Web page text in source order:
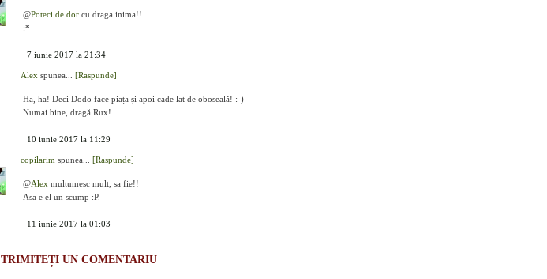
@Poteci de dor cu draga inima!!
:*
7 iunie 2017 la 21:34
Alex spunea... [Raspunde]
Ha, ha! Deci Dodo face piața și apoi cade lat de oboseală! :-)
Numai bine, dragă Rux!
10 iunie 2017 la 11:29
copilarim spunea... [Raspunde]
@Alex multumesc mult, sa fie!!
Asa e el un scump :P.
11 iunie 2017 la 01:03
TRIMITEȚI UN COMENTARIU